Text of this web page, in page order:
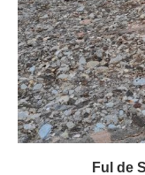
Ful de